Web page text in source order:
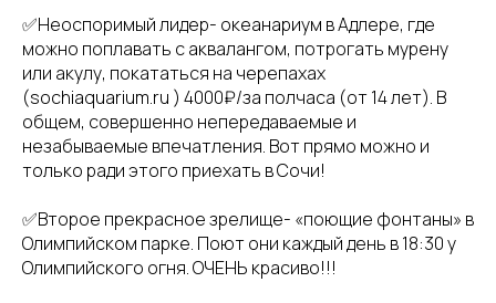
✅Неоспоримый лидер- океанариум в Адлере, где
можно поплавать с аквалангом, потрогать мурену
или акулу, покататься на черепахах
(sochiaquarium.ru ) 4000₽/за полчаса (от 14 лет). В
общем, совершенно непередаваемые и
незабываемые впечатления. Вот прямо можно и
только ради этого приехать в Сочи!
✅Второе прекрасное зрелище- «поющие фонтаны» в
Олимпийском парке. Поют они каждый день в 18:30 у
Олимпийского огня. ОЧЕНЬ красиво!!!